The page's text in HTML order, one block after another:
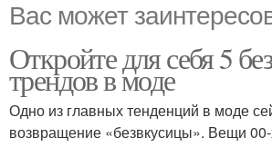
Вас может
Откройте для себя 5
трендов в моде
Одно из главных тенденций в моде
возвращение «безвкусицы». Вещи